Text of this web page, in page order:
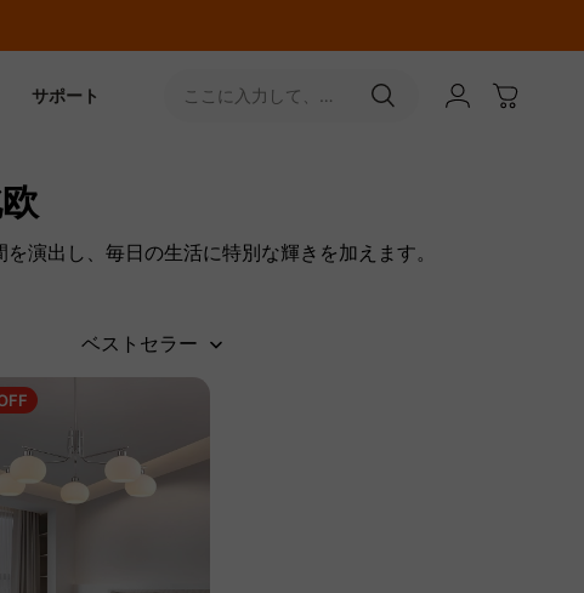
サポート
ここに入力して、
演出し、毎日の生活に特別な輝きを加えます。
ベストセラー